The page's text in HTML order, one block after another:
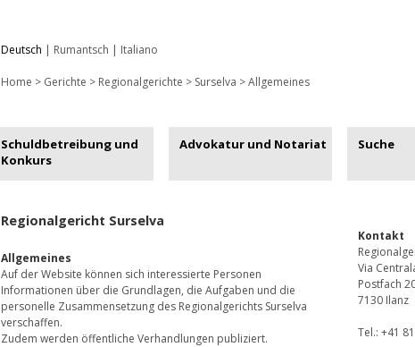
Deutsch | Rumantsch | Italiano
Home > Gerichte > Regionalgerichte > Surselva >Allgemeines
Schuldbetreibung und
Konkurs
Advokatur und Notariat Suche
Kontakt
Via
Postfach
7130 Ilanz
Tel.: +41
Regionalgericht Surselva
Allgemeines
Auf der Website können sich interessierte Personen
Informationen über die Grundlagen, die Aufgaben und die
personelle Zusammensetzung des Regionalgerichts Surselva
verschaffen.
Zudem werden öffentliche Verhandlungen publiziert.